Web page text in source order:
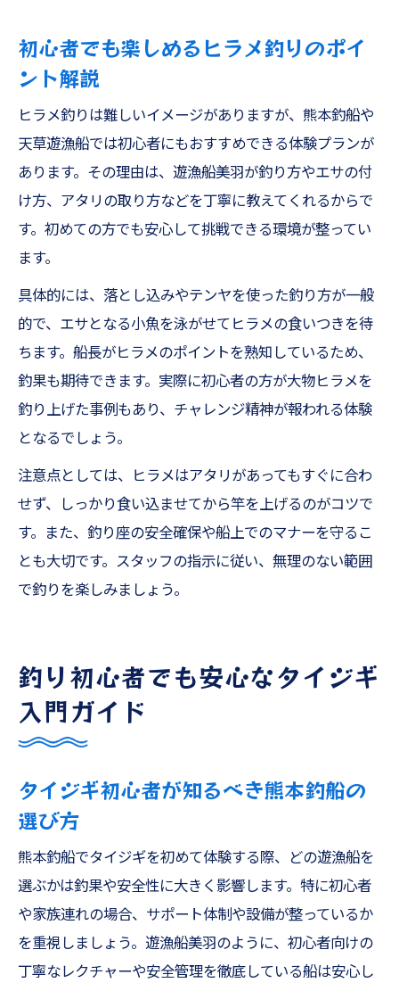
初心者でも楽しめるヒラメ釣りのポイ
ント解説
ヒラメ釣りは難しいイメージがありますが、熊本釣船や
天草遊漁船では初心者にもおすすめできる体験プランが
あります。その理由は、遊漁船美羽が釣り方やエサの付
け方、アタリの取り方などを丁寧に教えてくれるからで
す。初めての方でも安心して挑戦できる環境が整ってい
ます。
具体的には、落とし込みやテンヤを使った釣り方が一般
的で、エサとなる小魚を泳がせてヒラメの食いつきを待
ちます。船長がヒラメのポイントを熟知しているため、
釣果も期待できます。実際に初心者の方が大物ヒラメを
釣り上げた事例もあり、チャレンジ精神が報われる体験
となるでしょう。
注意点としては、ヒラメはアタリがあってもすぐに合わ
せず、しっかり食い込ませてから竿を上げるのがコツで
す。また、釣り座の安全確保や船上でのマナーを守るこ
とも大切です。スタッフの指示に従い、無理のない範囲
で釣りを楽しみましょう。
釣り初心者でも安心なタイジギ
入門ガイド
タイジギ初心者が知るべき熊本釣船の
選び方
熊本釣船でタイジギを初めて体験する際、どの遊漁船を
選ぶかは釣果や安全性に大きく影響します。特に初心者
や家族連れの場合、サポート体制や設備が整っているか
を重視しましょう。遊漁船美羽のように、初心者向けの
丁寧なレクチャーや安全管理を徹底している船は安心し